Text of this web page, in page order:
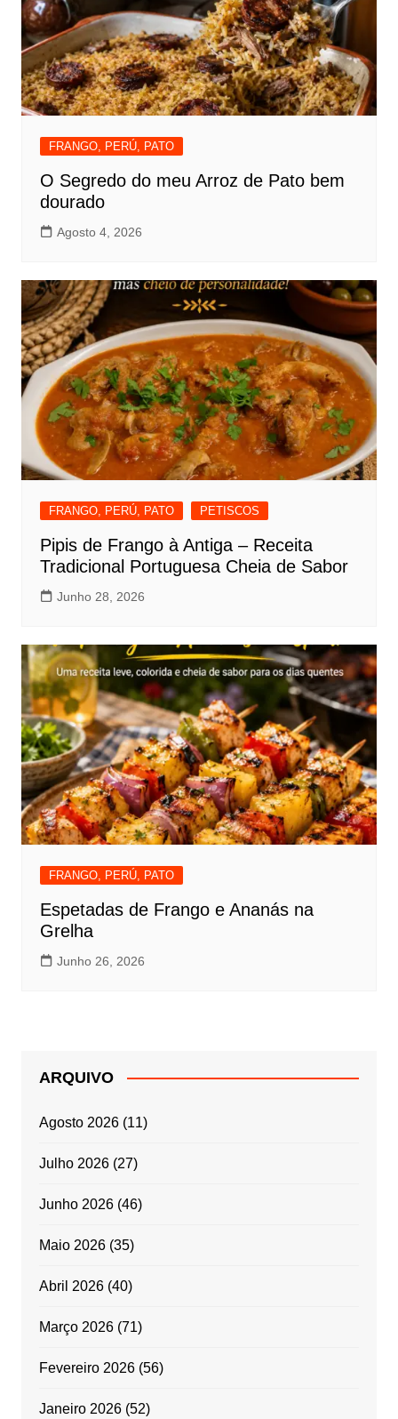
FRANGO, PERÚ, PATO
O Segredo do meu Arroz de Pato bem
dourado
Agosto 4, 2026
FRANGO, PERÚ, PATO PETISCOS
Pipis de Frango à Antiga – Receita
Tradicional Portuguesa Cheia de Sabor
Junho 28, 2026
FRANGO, PERÚ, PATO
Espetadas de Frango e Ananás na
Grelha
Junho 26, 2026
ARQUIVO
Agosto 2026(11)
Julho 2026(27)
Junho 2026(46)
Maio 2026(35)
Abril 2026(40)
Março 2026(71)
Fevereiro 2026(56)
Janeiro 2026(52)